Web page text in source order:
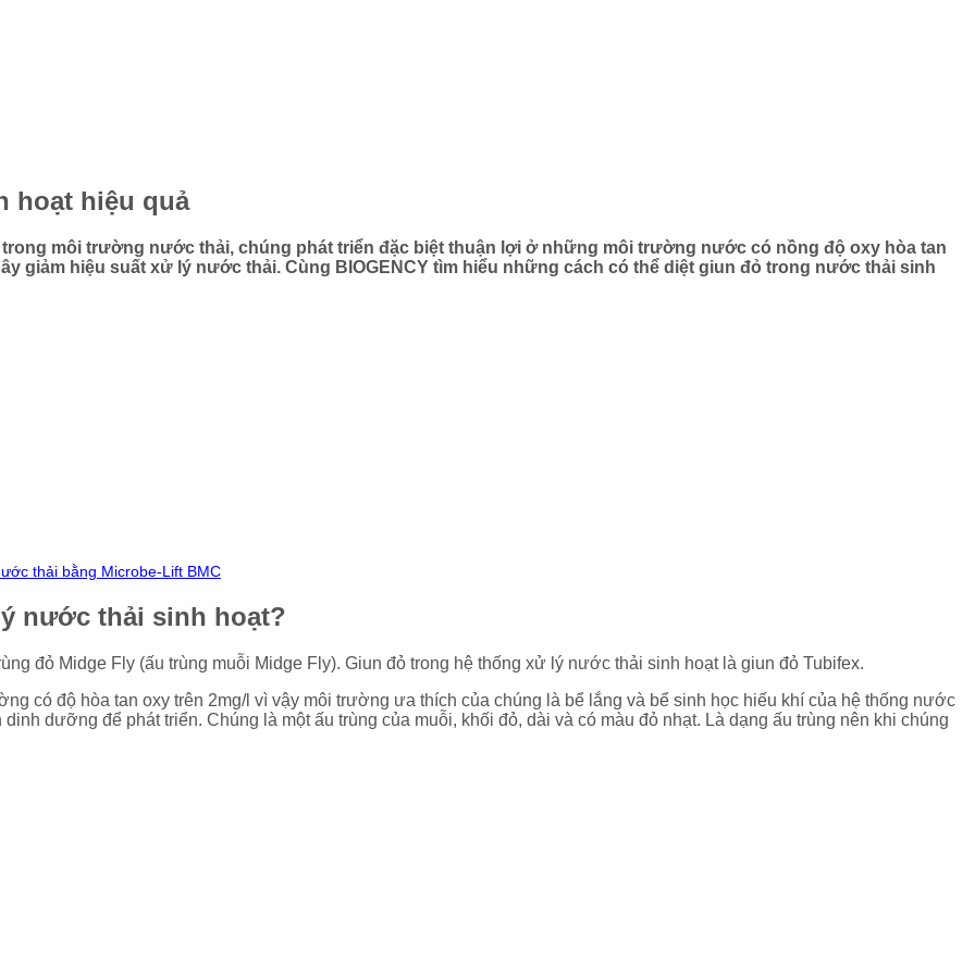
hoạt hiệu quả
môi trường nước thải, chúng phát triển đặc biệt thuận lợi ở những môi trường nước có nồng độ oxy hòa tan
giảm hiệu suất xử lý nước thải. Cùng BIOGENCY tìm hiểu những cách có thể diệt giun đỏ trong nước thải sinh
thải bằng Microbe-Lift BMC
nước thải sinh hoạt?
đỏ Midge Fly (ấu trùng muỗi Midge Fly). Giun đỏ trong hệ thống xử lý nước thải sinh hoạt là giun đỏ Tubifex.
có độ hòa tan oxy trên 2mg/l vì vậy môi trường ưa thích của chúng là bể lắng và bể sinh học hiếu khí của hệ thống nước
dưỡng để phát triển. Chúng là một ấu trùng của muỗi, khối đỏ, dài và có màu đỏ nhạt. Là dạng ấu trùng nên khi chúng